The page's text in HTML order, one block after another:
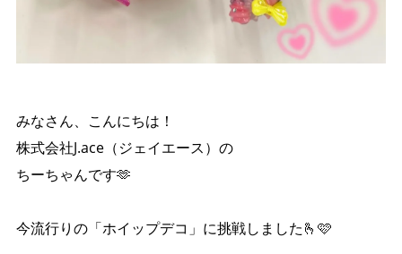
みなさん、こんにちは！
株式会社J.ace（ジェイエース）の
ちーちゃんです🫶
今流行りの「ホイップデコ」に挑戦しました🫰🩷